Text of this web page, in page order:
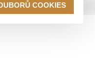
COOKIES